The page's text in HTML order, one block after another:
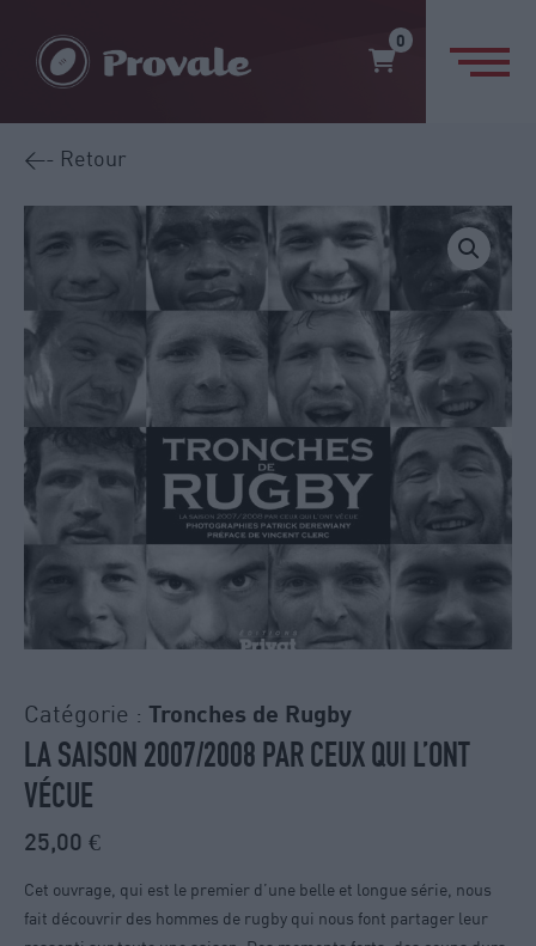
0
<- Retour
Catégorie : Tronches de Rugby
LA SAISON 2007/2008 PAR CEUX QUI L’ONT
VÉCUE
25,00 €
Cet ouvrage, qui est le premier d’une belle et longue série, nous
fait découvrir des hommes de rugby qui nous font partager leur